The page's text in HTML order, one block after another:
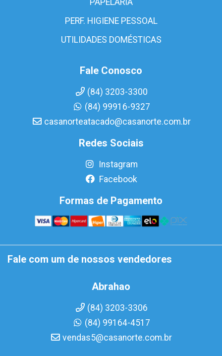
PAPELARIA
PERF. HIGIENE PESSOAL
UTILIDADES DOMÉSTICAS
Fale Conosco
(84) 3203-3300
(84) 99916-9327
casanorteatacado@casanorte.com.br
Redes Sociais
Instagram
Facebook
Formas de Pagamento
Fale com um de nossos vendedores
Abrahao
(84) 3203-3306
(84) 99164-4517
vendas5@casanorte.com.br